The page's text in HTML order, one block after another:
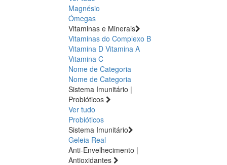
Magnésio
Ómegas
Vitaminas e Minerais
Vitaminas do Complexo B
Vitamina D Vitamina A
Vitamina C
Nome de Categoria
Nome de Categoria
Sistema Imunitário |
Probióticos
Ver tudo
Probióticos
Sistema Imunitário
Geleia Real
Anti-Envelhecimento |
Antioxidantes